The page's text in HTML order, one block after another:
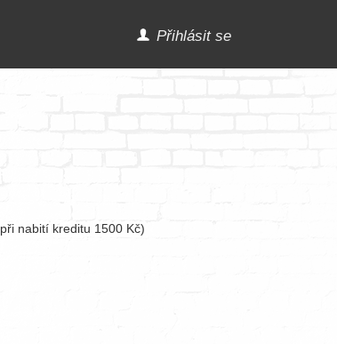
Přihlásit se
při nabití kreditu 1500 Kč)